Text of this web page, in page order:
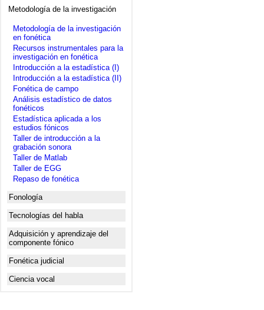
Metodología de la investigación
Metodología de la investigación
en fonética
Recursos instrumentales para la
investigación en fonética
Introducción a la estadística (I)
Introducción a la estadística (II)
Fonética de campo
Análisis estadístico de datos
fonéticos
Estadística aplicada a los
estudios fónicos
Taller de introducción a la
grabación sonora
Taller de Matlab
Taller de EGG
Repaso de fonética
Fonología
Tecnologías del habla
Adquisición y aprendizaje del
componente fónico
Fonética judicial
Ciencia vocal